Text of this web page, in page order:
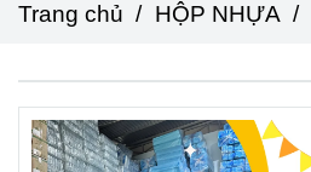
Trang chủ / HỘP NHỰA /